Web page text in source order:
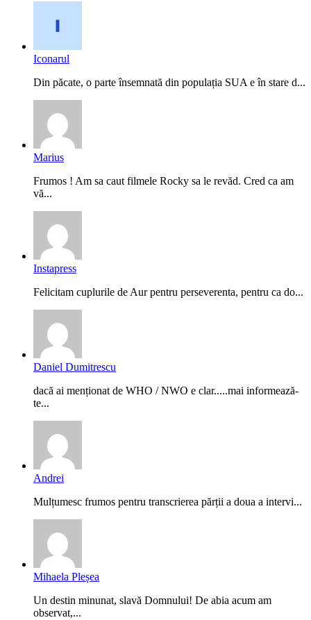
Iconarul
Din păcate, o parte însemnată din populația SUA e în stare d...
Marius
Frumos ! Am sa caut filmele Rocky sa le revăd. Cred ca am
vă...
Instapress
Felicitam cuplurile de Aur pentru perseverenta, pentru ca do...
Daniel Dumitrescu
dacă ai menționat de WHO / NWO e clar.....mai informează-
te...
Andrei
Mulțumesc frumos pentru transcrierea părții a doua a intervi...
Mihaela Pleșea
Un destin minunat, slavă Domnului! De abia acum am
observat,...